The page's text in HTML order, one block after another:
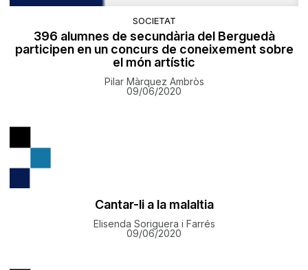
SOCIETAT
396 alumnes de secundària del Berguedà
participen en un concurs de coneixement sobre
el món artístic
Pilar Màrquez Ambròs
09/06/2020
Cantar-li a la malaltia
Elisenda Soriguera i Farrés
09/06/2020